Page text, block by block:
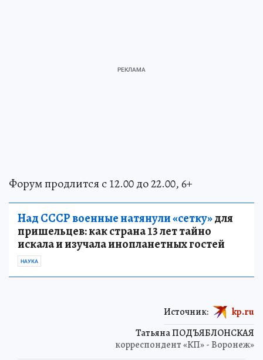
Форум продлится с 12.00 до 22.00, 6+
Над СССР военные натянули «сетку»для
пришельцев: как страна 13 лет тайно
искала и изучала инопланетных гостей
НАУКА
Татьяна ПОДЪЯБЛОНСКАЯ
корреспондент «КП» - Воронеж»
Источник: kp.ru